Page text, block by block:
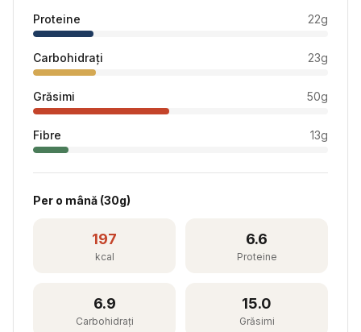
Proteine 22g
Carbohidrați 23g
Grăsimi 50g
Fibre 13g
Per o mână (30g)
197
kcal
6.6
Proteine
6.9
Carbohidrați
15.0
Grăsimi